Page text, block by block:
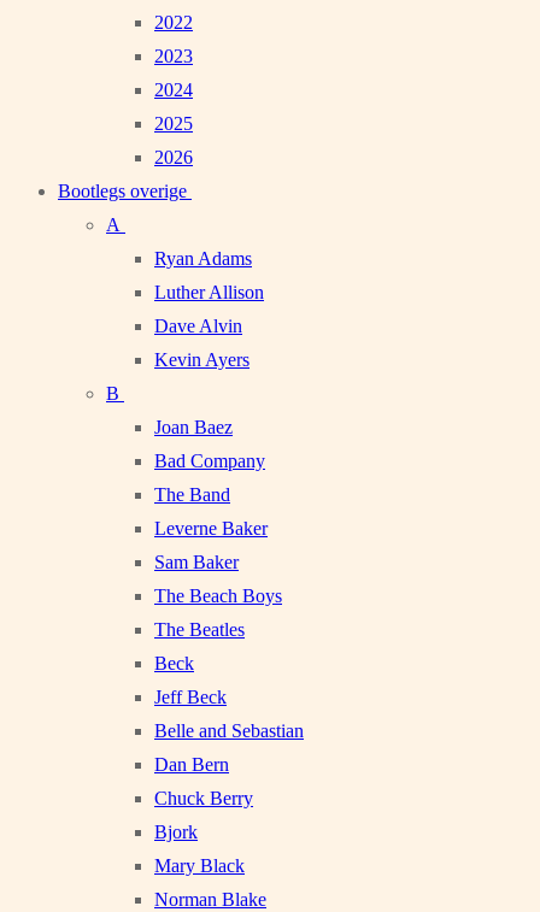
2022
2023
2024
2025
2026
Bootlegs overige
A
Ryan Adams
Luther Allison
Dave Alvin
Kevin Ayers
B
Joan Baez
Bad Company
The Band
Leverne Baker
Sam Baker
The Beach Boys
The Beatles
Beck
Jeff Beck
Belle and Sebastian
Dan Bern
Chuck Berry
Bjork
Mary Black
Norman Blake